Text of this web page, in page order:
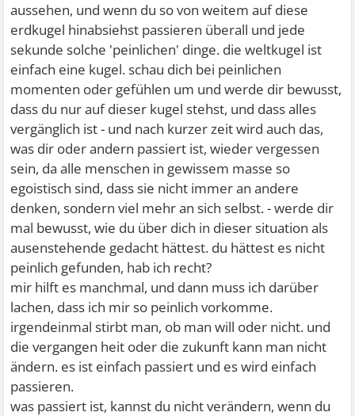
aussehen, und wenn du so von weitem auf diese
erdkugel hinabsiehst passieren überall und jede
sekunde solche 'peinlichen' dinge. die weltkugel ist
einfach eine kugel. schau dich bei peinlichen
momenten oder gefühlen um und werde dir bewusst,
dass du nur auf dieser kugel stehst, und dass alles
vergänglich ist - und nach kurzer zeit wird auch das,
was dir oder andern passiert ist, wieder vergessen
sein, da alle menschen in gewissem masse so
egoistisch sind, dass sie nicht immer an andere
denken, sondern viel mehr an sich selbst. - werde dir
mal bewusst, wie du über dich in dieser situation als
ausenstehende gedacht hättest. du hättest es nicht
peinlich gefunden, hab ich recht?
mir hilft es manchmal, und dann muss ich darüber
lachen, dass ich mir so peinlich vorkomme.
irgendeinmal stirbt man, ob man will oder nicht. und
die vergangen heit oder die zukunft kann man nicht
ändern. es ist einfach passiert und es wird einfach
passieren.
was passiert ist, kannst du nicht verändern, wenn du